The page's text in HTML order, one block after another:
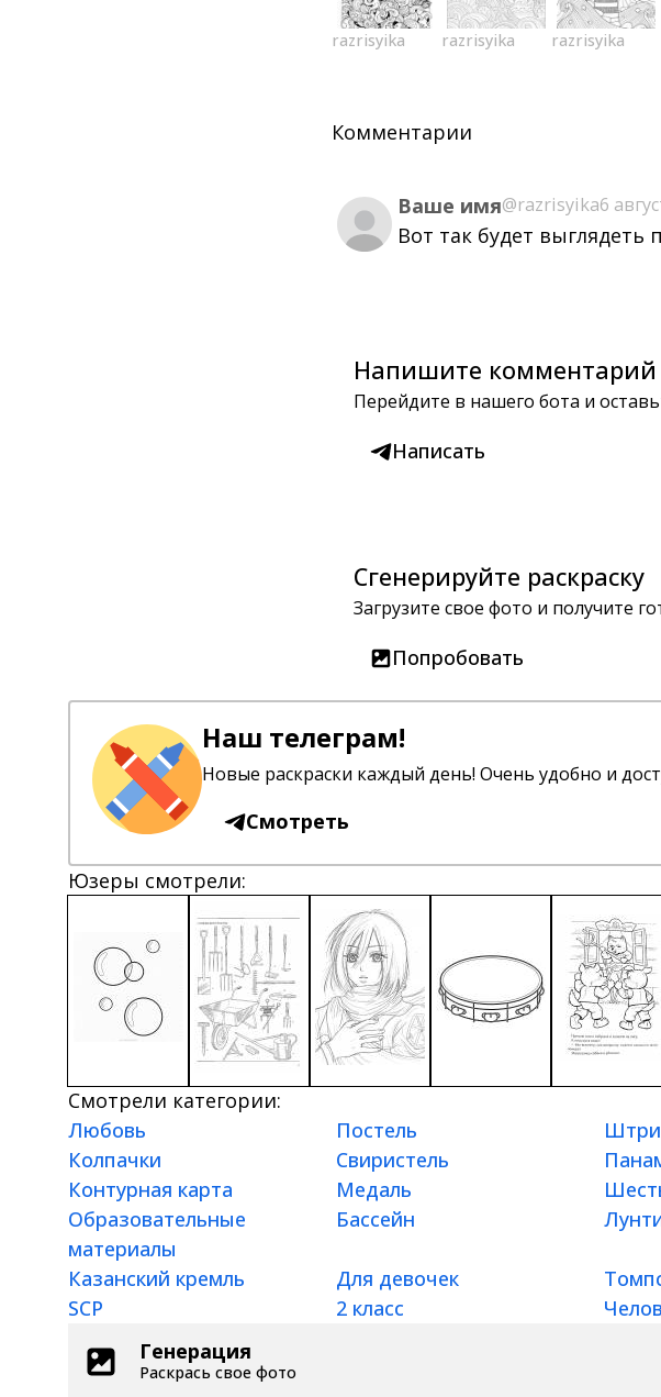
razrisyika razrisyika razrisyika
Комментарии
Ваше имя@razrisyika6
Вот так будет
Напишите комментарий
Перейдите в нашего бота и
Написать
Сгенерируйте раскраску
Загрузите свое фото и получите
Попробовать
Наш телеграм!
Новые раскраски каждый день! Очень удобно и
Смотреть
Юзеры смотрели:
Смотрели категории:
Любовь
Постель
Колпачки
Свиристель
Контурная карта
Медаль
Образовательные
материалы
Бассейн
Казанский кремль Для девочек
SCP
2 класс
Генерация
Раскрась свое фото